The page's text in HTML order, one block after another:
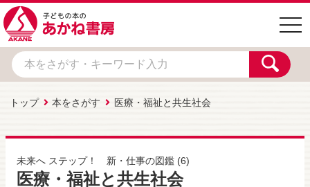
トップ 本をさがす 医療・福祉と共生社会
未来へ ステップ！ 新・仕事の図鑑 (6)
医療・福祉と共生社会